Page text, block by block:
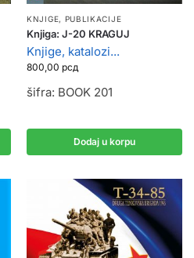
KNJIGE, PUBLIKACIJE
Knjiga: J-20 KRAGUJ
Knjige, katalozi...
800,00 рсд
šifra: BOOK 201
Dodaj u korpu